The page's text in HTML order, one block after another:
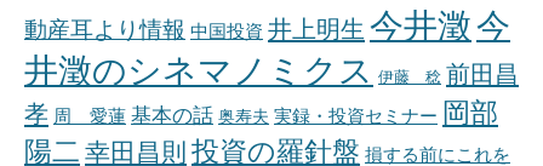
動産耳より情報 中国投資 井上明生 今井澂今
井澂のシネマノミクス 伊藤 稔 前田昌
孝 周 愛蓮 基本の話 奥寿夫 実録・投資セミナー 岡部
陽二 幸田昌則 投資の羅針盤 損する前にこれを